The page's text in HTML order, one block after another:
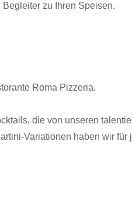
zu Ihren Speisen.
Roma Pizzeria.
die von unseren
Variationen haben wir